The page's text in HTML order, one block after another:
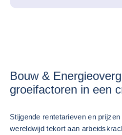
Bouw &
groeifactoren in een
Stijgende rentetarieven en
wereldwijd tekort aan